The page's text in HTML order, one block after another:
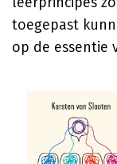
toegepast
op de essentie